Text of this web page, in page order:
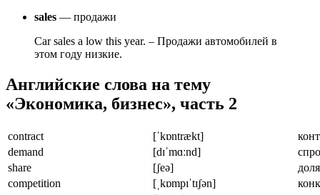
sales — продажи
Car sales a low this year. – Продажи автомобилей в
этом году низкие.
Английские слова на тему
«Экономика, бизнес», часть 2
contract [ˈkɒntrækt]
demand
[dɪˈmɑːnd]
share
[ʃeə]
competition
[ˌkɒmpɪˈtɪʃən]